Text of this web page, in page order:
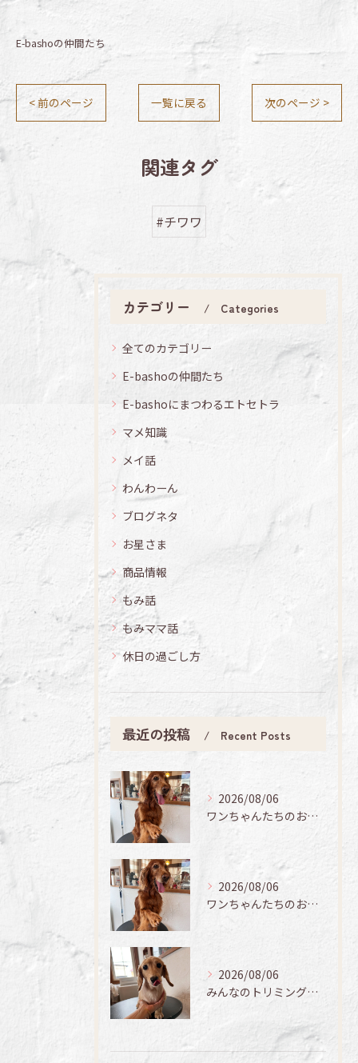
E-bashoの仲間たち
< 前のページ 一覧に戻る 次のページ >
関連タグ
#チワワ
カテゴリー Categories
全てのカテゴリー
E-bashoの仲間たち
E-bashoにまつわるエトセトラ
マメ知識
メイ話
わんわーん
ブログネタ
お星さま
商品情報
もみ話
もみママ話
休日の過ごし方
最近の投稿 Recent Posts
2026/08/06
ワンちゃんたちのお手入れ日記🐶✨
2026/08/06
ワンちゃんたちのお手入れ日記🐶✨
2026/08/06
みんなのトリミング日記🌟